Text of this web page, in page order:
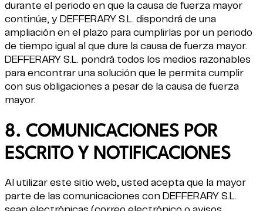
durante el periodo en que la causa de fuerza mayor
continúe, y DEFFERARY S.L. dispondrá de una
ampliación en el plazo para cumplirlas por un periodo
de tiempo igual al que dure la causa de fuerza mayor.
DEFFERARY S.L. pondrá todos los medios razonables
para encontrar una solución que le permita cumplir
con sus obligaciones a pesar de la causa de fuerza
mayor.
8. COMUNICACIONES POR
ESCRITO Y NOTIFICACIONES
Al utilizar este sitio web, usted acepta que la mayor
parte de las comunicaciones con DEFFERARY S.L.